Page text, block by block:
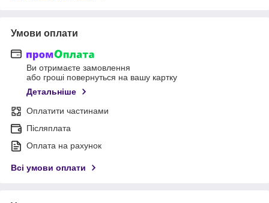
Умови оплати
Ви отримаєте замовлення
або гроші повернуться на вашу картку
Детальніше
Оплатити частинами
Післяплата
Оплата на рахунок
Всі умови оплати